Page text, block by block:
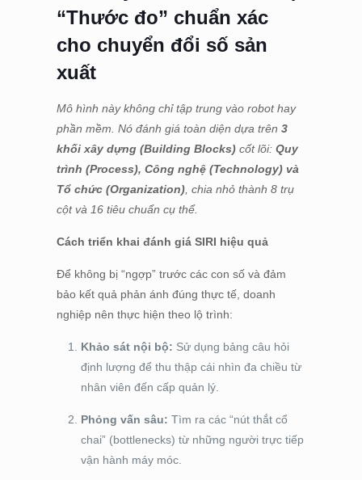
“Thước đo” chuẩn xác
cho chuyển đổi số sản
xuất
Mô hình này không chỉ tập trung vào robot hay
phần mềm. Nó đánh giá toàn diện dựa trên 3
khối xây dựng (Building Blocks)cốt lõi: Quy
trình (Process), Công nghệ (Technology) và
Tổ chức (Organization), chia nhỏ thành 8 trụ
cột và 16 tiêu chuẩn cụ thể.
Cách triển khai đánh giá SIRI hiệu quả
Để không bị “ngợp” trước các con số và đảm
bảo kết quả phản ánh đúng thực tế, doanh
nghiệp nên thực hiện theo lộ trình:
Khảo sát nội bộ: Sử dụng bảng câu hỏi
định lượng để thu thập cái nhìn đa chiều từ
nhân viên đến cấp quản lý.
Phỏng vấn sâu: Tìm ra các “nút thắt cổ
chai” (bottlenecks) từ những người trực tiếp
vận hành máy móc.